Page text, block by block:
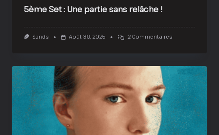
5ème Set : Une partie sans relâche !
Sands Août 30, 2025 2 CommentairesSur
Une
Partie
Sans
Relâche